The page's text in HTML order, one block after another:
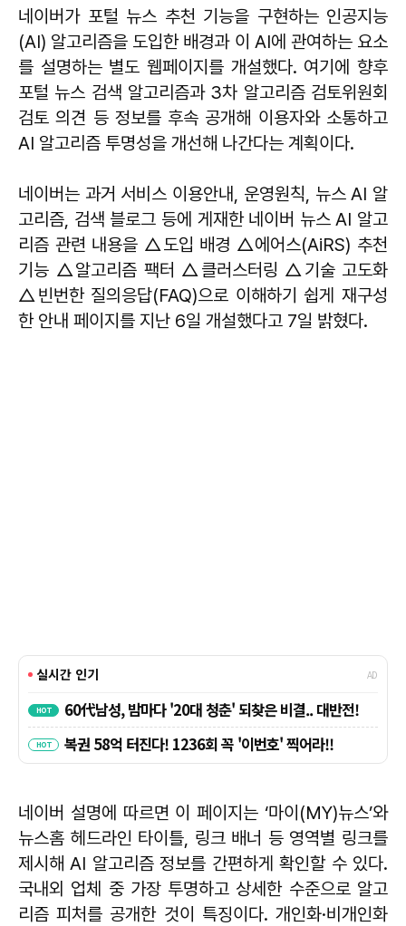
네이버가 포털 뉴스 추천 기능을 구현하는 인공지능
(AI) 알고리즘을 도입한 배경과 이 AI에 관여하는 요소
를 설명하는 별도 웹페이지를 개설했다. 여기에 향후
포털 뉴스 검색 알고리즘과 3차 알고리즘 검토위원회
검토 의견 등 정보를 후속 공개해 이용자와 소통하고
AI 알고리즘 투명성을 개선해 나간다는 계획이다.
네이버는 과거 서비스 이용안내, 운영원칙, 뉴스 AI 알
고리즘, 검색 블로그 등에 게재한 네이버 뉴스 AI 알고
리즘 관련 내용을 △도입 배경 △에어스(AiRS) 추천
기능 △알고리즘 팩터 △클러스터링 △기술 고도화
△빈번한 질의응답(FAQ)으로 이해하기 쉽게 재구성
한 안내 페이지를 지난 6일 개설했다고 7일 밝혔다.
네이버 설명에 따르면 이 페이지는 ‘마이(MY)뉴스’와
뉴스홈 헤드라인 타이틀, 링크 배너 등 영역별 링크를
제시해 AI 알고리즘 정보를 간편하게 확인할 수 있다.
국내외 업체 중 가장 투명하고 상세한 수준으로 알고
리즘 피처를 공개한 것이 특징이다. 개인화·비개인화